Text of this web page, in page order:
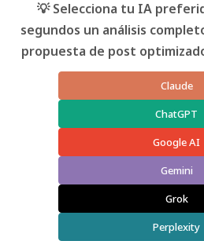
💡 Selecciona tu IA
segundos un análisis
propuesta de post
Claude
ChatGPT
Google AI
Gemini
Grok
Perplexity